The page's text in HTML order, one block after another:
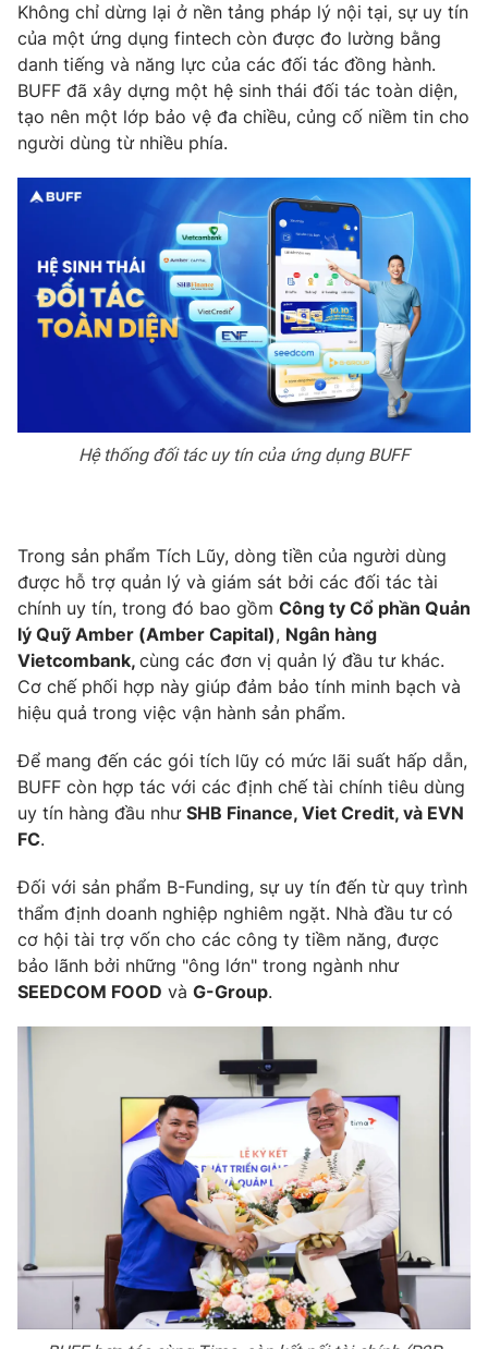
Theo dõi báo trên
Cơ quan chủ quản:Đài Truyền hình Việt Nam
Cơ quan báo chí:Thời báo VTV
Giấy phép hoạt động báo in và báo điện tử số 483/GP-BTTTT
cấp ngày 29/12/2023
Vũ Thanh Thủy
Phó Tổng Biên tập:
Nguyễn Thị Mỹ Hạnh, Phạm Quốc Thắng,
Nguyễn Trọng Ninh
Tổng đài VTV:024.38 355 931 - 024.38 355 932
Ðiện thoại Thời báo VTV:024.66 897 897
024-7300.7108
® Cấm sao chép dưới mọi hình thức nếu không có sự chấp
thông tin từ website này.
Không chỉ dừng lại ở nền tảng pháp lý nội tại, sự uy tín
của một ứng dụng fintech còn được đo lường bằng
danh tiếng và năng lực của các đối tác đồng hành.
BUFF đã xây dựng một hệ sinh thái đối tác toàn diện,
tạo nên một lớp bảo vệ đa chiều, củng cố niềm tin cho
người dùng từ nhiều phía.
Hệ thống đối tác uy tín của ứng dụng BUFF
Trong sản phẩm Tích Lũy, dòng tiền của người dùng
được hỗ trợ quản lý và giám sát bởi các đối tác tài
chính uy tín, trong đó bao gồm Công ty Cổ phần Quản
lý Quỹ Amber (Amber Capital), Ngân hàng
Vietcombank, cùng các đơn vị quản lý đầu tư khác.
Cơ chế phối hợp này giúp đảm bảo tính minh bạch và
hiệu quả trong việc vận hành sản phẩm.
Để mang đến các gói tích lũy có mức lãi suất hấp dẫn,
BUFF còn hợp tác với các định chế tài chính tiêu dùng
uy tín hàng đầu như SHB Finance, Viet Credit, và EVN
FC.
Đối với sản phẩm B-Funding, sự uy tín đến từ quy trình
thẩm định doanh nghiệp nghiêm ngặt. Nhà đầu tư có
cơ hội tài trợ vốn cho các công ty tiềm năng, được
bảo lãnh bởi những "ông lớn" trong ngành như
SEEDCOM FOOD và G-Group.